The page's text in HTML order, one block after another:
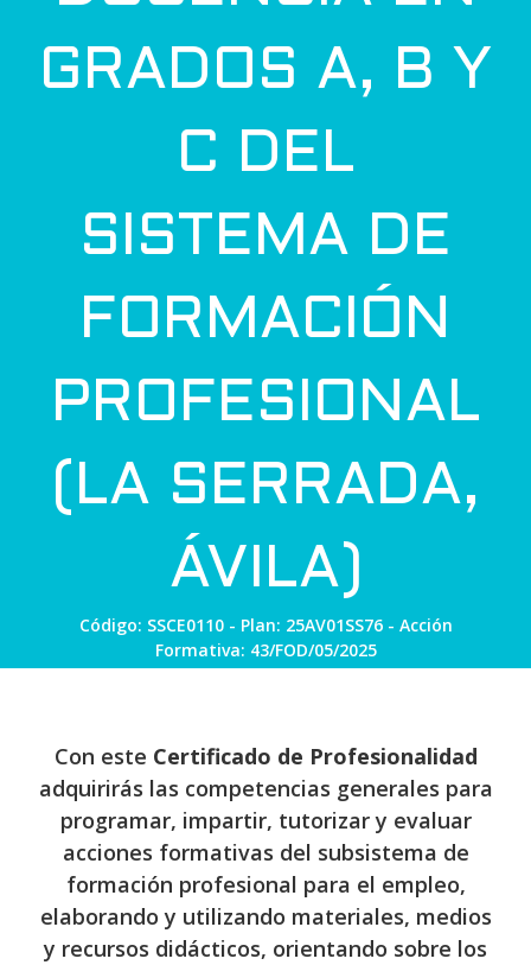
GRADOS A, B Y
C DEL
SISTEMA DE
FORMACIÓN
PROFESIONAL
(LA SERRADA,
ÁVILA)
Código: SSCE0110 - Plan: 25AV01SS76 - Acción
Formativa: 43/FOD/05/2025
Con este Certificado de Profesionalidad
adquirirás las competencias generales para
programar, impartir, tutorizar y evaluar
acciones formativas del subsistema de
formación profesional para el empleo,
elaborando y utilizando materiales, medios
y recursos didácticos, orientando sobre los